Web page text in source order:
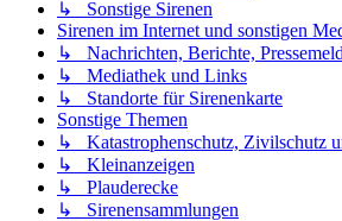
↳ Sonstige Sirenen
Sirenen im Internet und sonstigen
↳ Nachrichten, Berichte,
↳ Mediathek und Links
↳ Standorte für Sirenenkarte
Sonstige Themen
↳ Katastrophenschutz, Zivilschutz
↳ Kleinanzeigen
↳ Plauderecke
↳ Sirenensammlungen